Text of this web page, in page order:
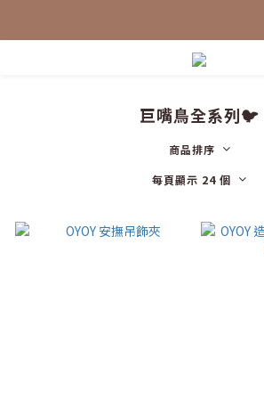
巨嘴鳥全系列🐦
商品排序
每頁顯示 24 個